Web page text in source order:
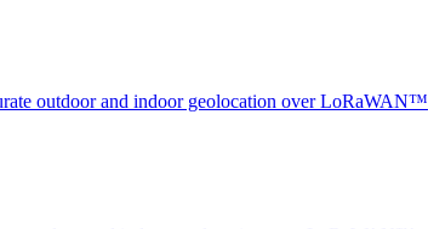
outdoor and indoor geolocation over LoRaWAN™